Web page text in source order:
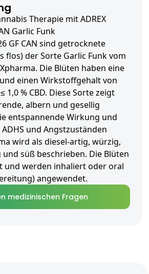
Therapie mit ADREX
Garlic Funk
GF CAN sind getrocknete
flos) der Sorte Garlic Funk vom
Die Blüten haben eine
einen Wirkstoffgehalt von
1,0 % CBD. Diese Sorte zeigt
albern und gesellig
entspannende Wirkung und
und Angstzuständen
wird als diesel-artig, würzig,
süß beschrieben. Die Blüten
und werden inhaliert oder oral
angewendet.
medizinischen Fragen